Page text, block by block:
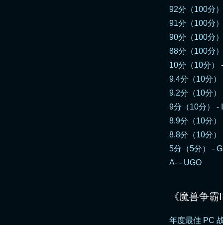
92分（100分
91分（100分
90分（100分
88分（100分
10分（10分）
9.4分（10分
9.2分（10分）
9分（10分） -
8.9分（10分
8.8分（10分
5分（5分） -
A- - UGO
《魔兽争
年度最佳 PC